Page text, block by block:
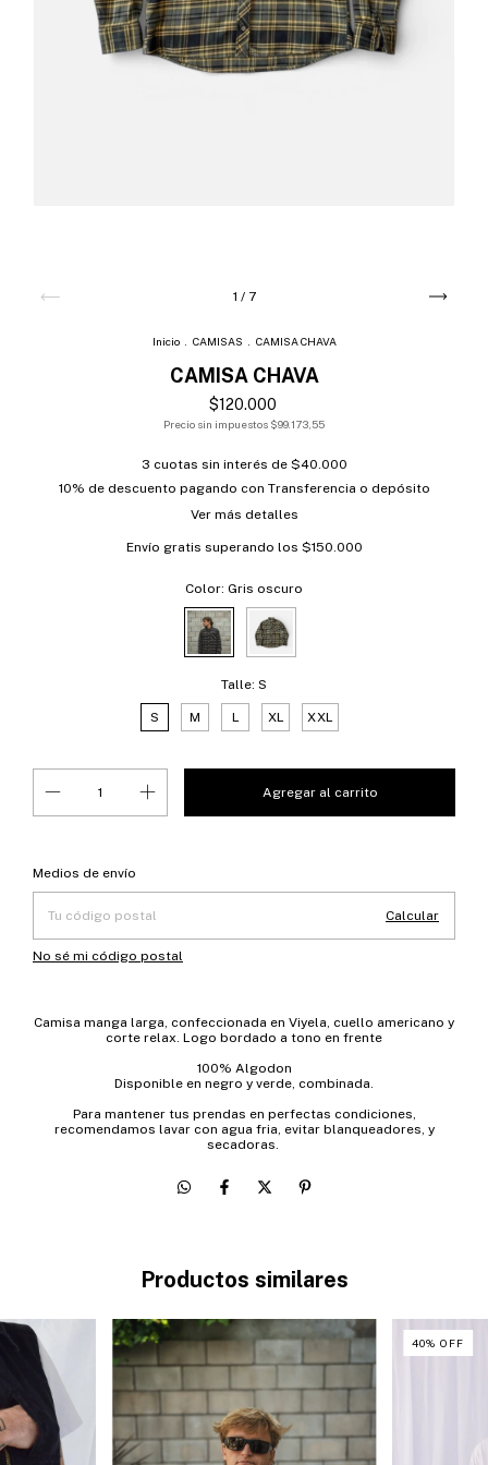
1 / 7
Inicio CAMISAS CAMISA CHAVA
CAMISA CHAVA
$120.000
Precio sin impuestos $99.173,55
3 cuotas sin interés de $40.000
10% de descuento pagando con Transferencia o depósito
Ver más detalles
Envío gratis superando los $150.000
Color: Gris oscuro
Talle: S
S M L XL XXL
Entregas para el CP:
Medios de envío
Calcular
No sé mi código postal
Camisa manga larga, confeccionada en Viyela, cuello americano y
corte relax. Logo bordado a tono en frente
100% Algodon
Disponible en negro y verde, combinada.
Para mantener tus prendas en perfectas condiciones,
recomendamos lavar con agua fria, evitar blanqueadores, y
secadoras.
Productos similares
40%OFF